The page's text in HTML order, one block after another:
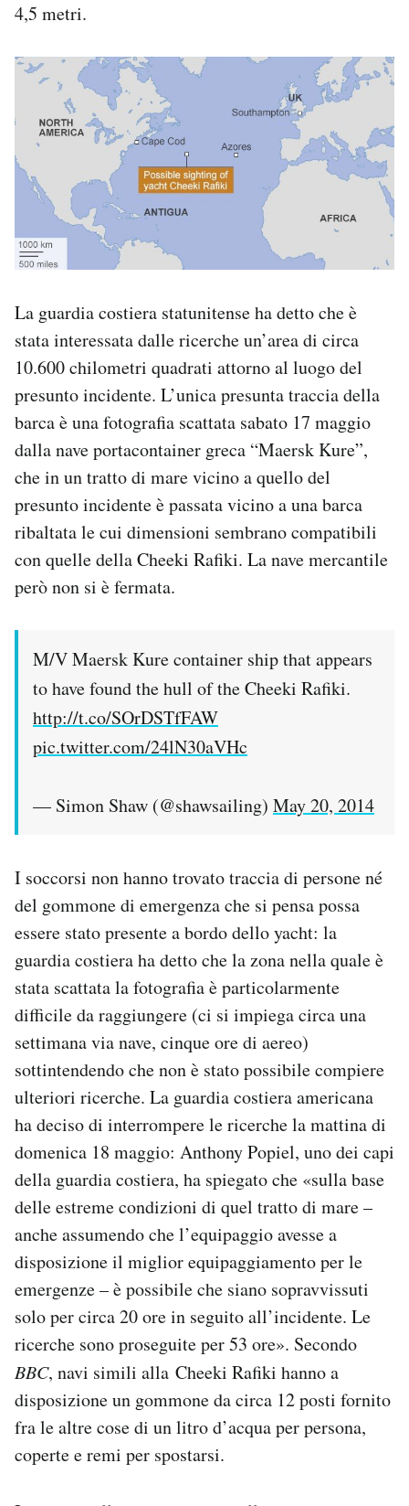
4,5 metri.
La guardia costiera statunitense ha detto che è
stata interessata dalle ricerche un’area di circa
10.600 chilometri quadrati attorno al luogo del
presunto incidente. L’unica presunta traccia della
barca è una fotografia scattata sabato 17 maggio
dalla nave portacontainer greca “Maersk Kure”,
che in un tratto di mare vicino a quello del
presunto incidente è passata vicino a una barca
ribaltata le cui dimensioni sembrano compatibili
con quelle della Cheeki Rafiki. La nave mercantile
però non si è fermata.
M/V Maersk Kure container ship that appears
to have found the hull of the Cheeki Rafiki.
http://t.co/SOrDSTfFAW
pic.twitter.com/24lN30aVHc
— Simon Shaw (@shawsailing) May 20, 2014
I soccorsi non hanno trovato traccia di persone né
del gommone di emergenza che si pensa possa
essere stato presente a bordo dello yacht: la
guardia costiera ha detto che la zona nella quale è
stata scattata la fotografia è particolarmente
difficile da raggiungere (ci si impiega circa una
settimana via nave, cinque ore di aereo)
sottintendendo che non è stato possibile compiere
ulteriori ricerche. La guardia costiera americana
ha deciso di interrompere le ricerche la mattina di
domenica 18 maggio: Anthony Popiel, uno dei capi
della guardia costiera, ha spiegato che «sulla base
delle estreme condizioni di quel tratto di mare –
anche assumendo che l’equipaggio avesse a
disposizione il miglior equipaggiamento per le
emergenze – è possibile che siano sopravvissuti
solo per circa 20 ore in seguito all’incidente. Le
ricerche sono proseguite per 53 ore». Secondo
BBC, navi simili alla Cheeki Rafiki hanno a
disposizione un gommone da circa 12 posti fornito
fra le altre cose di un litro d’acqua per persona,
coperte e remi per spostarsi.